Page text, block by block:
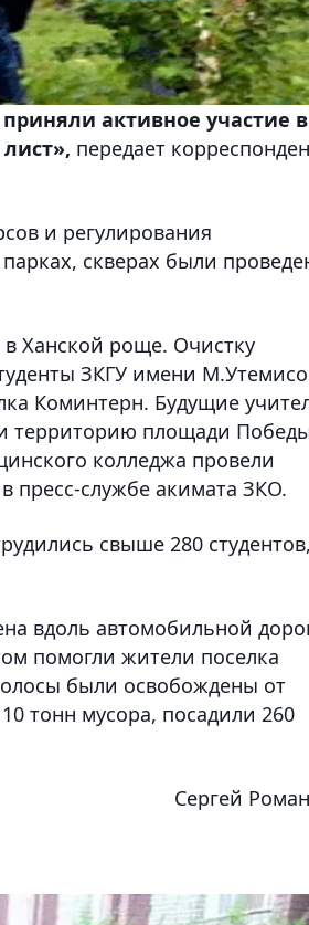
активное участие в
передает
и регулирования
скверах были
Ханской роще. Очистку
ЗКГУ имени
Коминтерн. Будущие
территорию площади
колледжа провели
пресс-службе акимата ЗКО.
свыше 280
вдоль автомобильной
помогли жители поселка
были освобождены от
тонн мусора, посадили 260
Сергей